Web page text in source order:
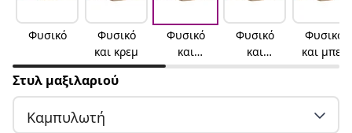
Φυσικό
Φυσικό
και κρεμ
Φυσικό
και
ανοιχτό
Φυσικό
και
ανθρακί
Φυσικό
και μπεζ
Στυλ μαξιλαριού
Καμπυλωτή